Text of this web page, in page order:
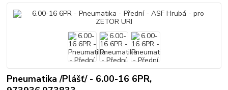
Pneumatika /Plášť/ - 6.00-16 6PR,